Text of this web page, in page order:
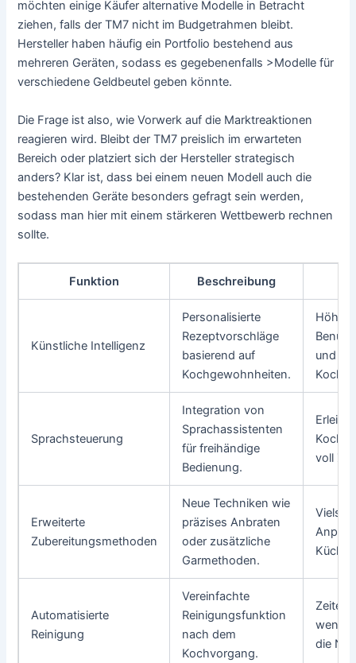
möchten einige Käufer alternative Modelle in Betracht
ziehen, falls der TM7 nicht im Budgetrahmen bleibt.
Hersteller haben häufig ein Portfolio bestehend aus
mehreren Geräten, sodass es gegebenenfalls >Modelle für
verschiedene Geldbeutel geben könnte.
Die Frage ist also, wie Vorwerk auf die Marktreaktionen
reagieren wird. Bleibt der TM7 preislich im erwarteten
Bereich oder platziert sich der Hersteller strategisch
anders? Klar ist, dass bei einem neuen Modell auch die
bestehenden Geräte besonders gefragt sein werden,
sodass man hier mit einem stärkeren Wettbewerb rechnen
sollte.
Funktion Beschreibung
Künstliche Intelligenz
Personalisierte
Rezeptvorschläge
basierend auf
Kochgewohnheiten.
Höhere
und
Sprachsteuerung
Integration von
Sprachassistenten
für freihändige
Bedienung.
voll
Erweiterte
Zubereitungsmethoden
Neue Techniken wie
präzises Anbraten
oder zusätzliche
Garmethoden.
Küche.
Automatisierte
Reinigung
Vereinfachte
Reinigungsfunktion
nach dem
Kochvorgang.
die